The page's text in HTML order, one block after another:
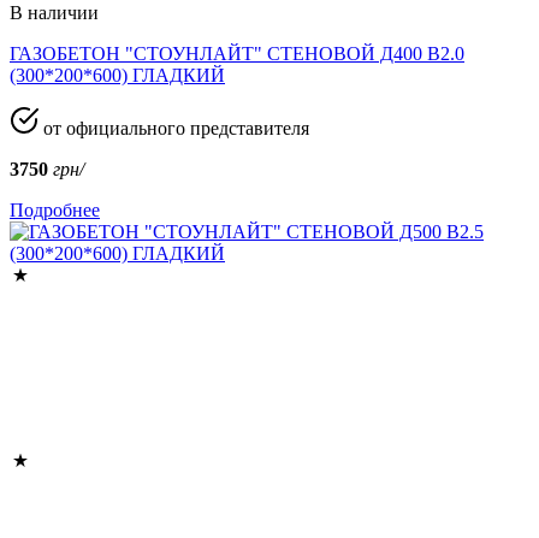
В наличии
ГАЗОБЕТОН "СТОУНЛАЙТ" СТЕНОВОЙ Д400 В2.0
(300*200*600) ГЛАДКИЙ
от официального представителя
3750 грн/
Подробнее